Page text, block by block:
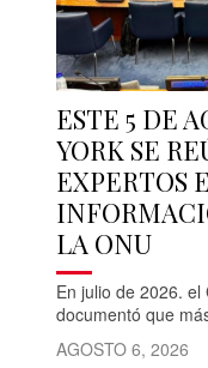
ESTE 5 DE
YORK SE
EXPERTOS
LA ONU
En julio de 2026.
documentó que
AGOSTO 6, 2026